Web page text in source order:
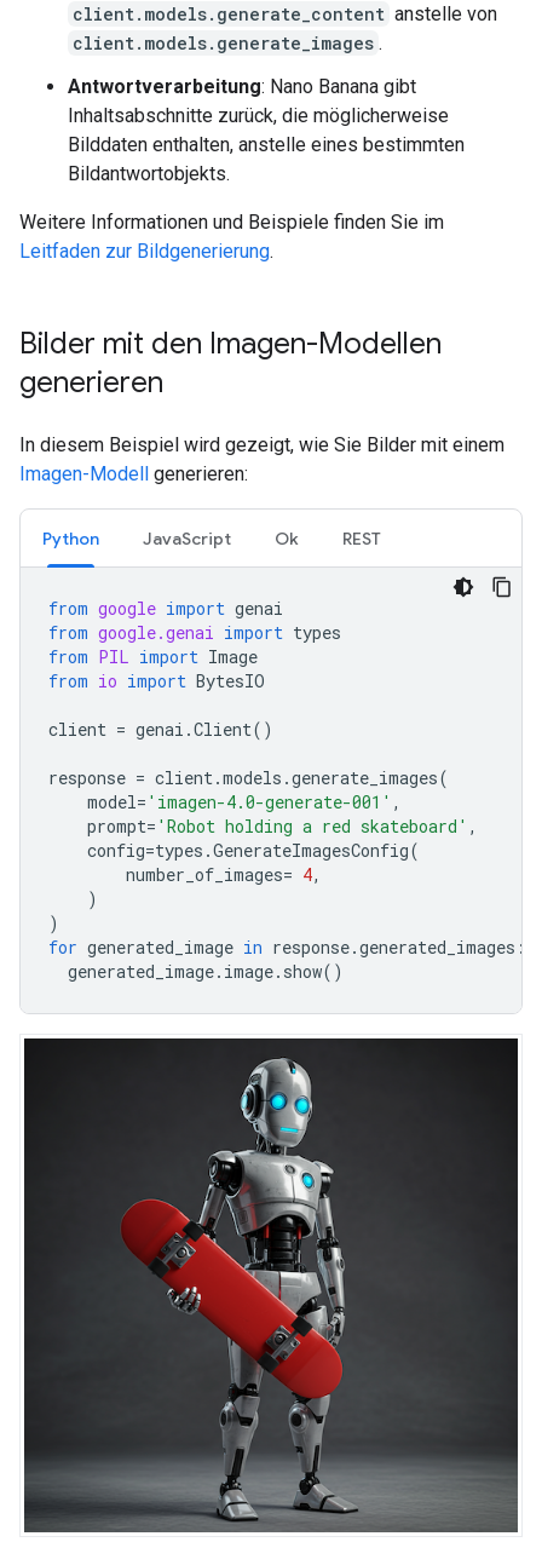
client.models.generate_content anstelle von
client.models.generate_images .
Antwortverarbeitung: Nano Banana gibt
Inhaltsabschnitte zurück, die möglicherweise
Bilddaten enthalten, anstelle eines bestimmten
Bildantwortobjekts.
Weitere Informationen und Beispiele finden Sie im
Leitfaden zur Bildgenerierung.
Bilder mit den Imagen-Modellen
generieren
In diesem Beispiel wird gezeigt, wie Sie Bilder mit einem
Imagen-Modell generieren:
Python JavaScript Ok REST
from google import genai
from google.genai import types
from PIL import Image
from io import BytesIO
client = genai .Client()
response = client.models .generate_images(
model= 'imagen-4.0-generate-001' ,
prompt= 'Robot holding a red skateboard' ,
config=types .GenerateImagesConfig(
number_of_images= 4,
)
)
for generated_image in response.generated_images :
generated_image. image. show()